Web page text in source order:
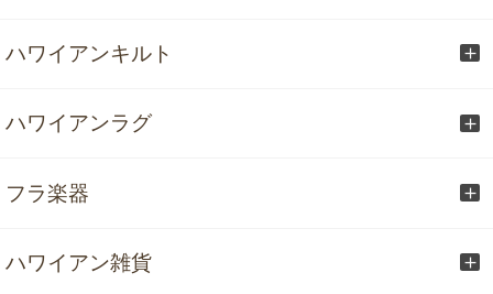
ハワイアンキルト
ハワイアンラグ
フラ楽器
ハワイアン雑貨